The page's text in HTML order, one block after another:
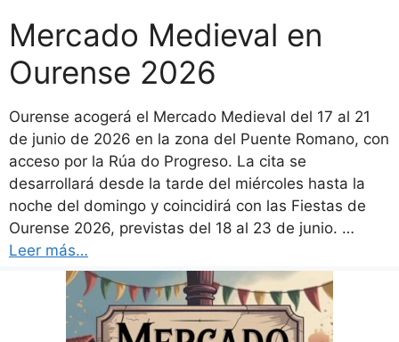
Mercado Medieval en
Ourense 2026
Ourense acogerá el Mercado Medieval del 17 al 21
de junio de 2026 en la zona del Puente Romano, con
acceso por la Rúa do Progreso. La cita se
desarrollará desde la tarde del miércoles hasta la
noche del domingo y coincidirá con las Fiestas de
Ourense 2026, previstas del 18 al 23 de junio. …
Leer más…